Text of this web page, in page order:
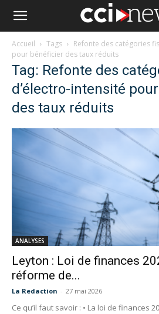
Accueil Tags
Refonte des catégories
pour bénéficier des taux réduits
Tag: Refonte des
d’électro-intensité
des taux réduits
ANALYSES
Leyton : Loi de finances
réforme de...
La Redaction - 27 mai 2026
Ce qu’il faut savoir : • La loi de finances